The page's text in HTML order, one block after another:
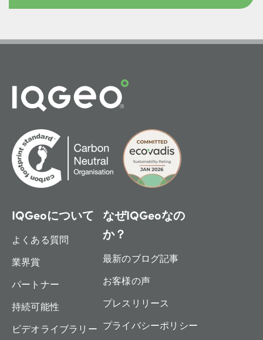
IQGeoについて
よくある質問
業界賞
パートナー
持続可能性
ビデオライブラリー
なぜIQGeoなの
か？
最新のブログ記事
お客様の声
プレスリリース
プライバシーポリシー